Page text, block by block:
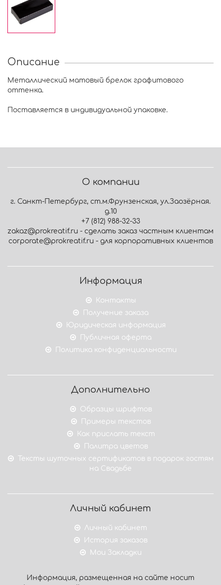
Описание
Металлический матовый брелок графитового
оттенка.
Поставляется в индивидуальной упаковке.
О компании
г. Санкт-Петербург, ст.м.Фрунзенская, ул.Заозёрная.
д.10
+7 (812) 988-32-33
zakaz@prokreatif.ru - сделать заказ частным клиентам
corporate@prokreatif.ru - для корпоративных клиентов
Информация
Контакты
Получение заказа
Юридическая информация
Публичная оферта
Политика конфиденциальности
Дополнительно
Образцы шрифтов
Примеры текстов
Как прислать текст
Палитра цветов
Тексты шуточных сертификатов в подарок гостям
на Свадьбе
Личный кабинет
Личный кабинет
История заказов
Мои Закладки
Информация, размещенная на сайте носит